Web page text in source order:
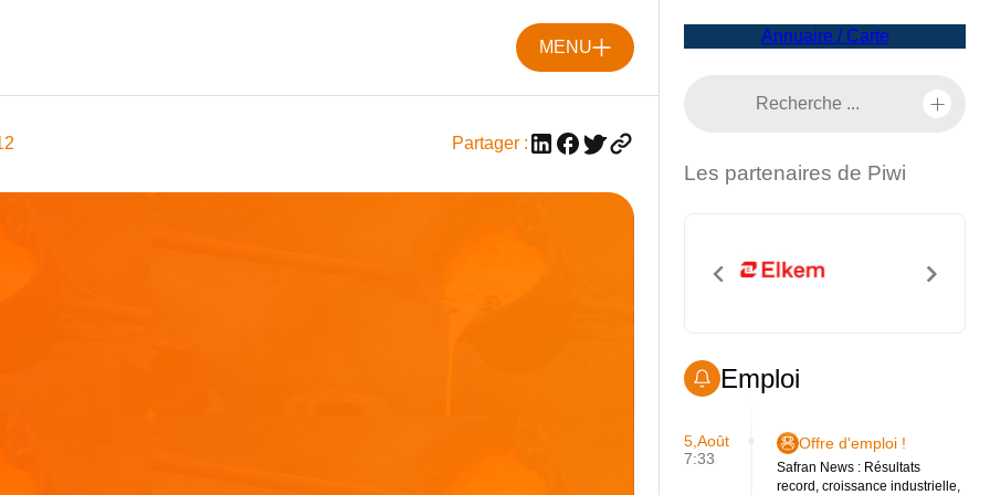
MENU
Partager :
Annuaire / Carte
Les partenaires de Piwi
Emploi
5,Août
7:33
Offre d'emploi !
Safran News : Résultats
record, croissance industrielle,